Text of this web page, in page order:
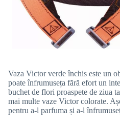
Vaza Victor verde închis este un
poate înfrumuseța fără efort un
buchet de flori proaspete de ziua
mai multe vaze Victor colorate.
pentru a-l parfuma și a-l